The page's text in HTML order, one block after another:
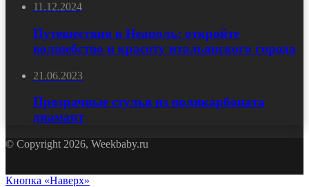
11.12.2024
Путешествия в Неаполь: откройте
волшебство и красоту итальянского города
21.06.2023
Прозрачные стулья из поликарбоната
диамант
© Copyright 2026, Weekbaby.ru
Кнопка «Наверх»